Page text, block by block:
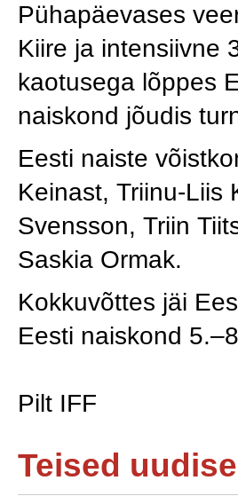
Pühapäevases
Kiire ja intensiivne
kaotusega lõppes
naiskond jõudis
Eesti naiste
Keinast, Triinu-Liis
Svensson, Triin
Saskia Ormak.
Kokkuvõttes jäi
Eesti naiskond
Pilt IFF
Teised